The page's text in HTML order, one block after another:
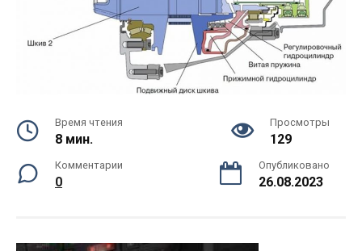
Время чтения
8 мин.
Просмотры
129
Комментарии
0
Опубликовано
26.08.2023